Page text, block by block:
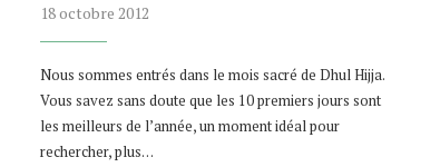
18 octobre 2012
Nous sommes entrés dans le mois sacré de Dhul Hijja.
Vous savez sans doute que les 10 premiers jours sont
les meilleurs de l’année, un moment idéal pour
rechercher, plus…